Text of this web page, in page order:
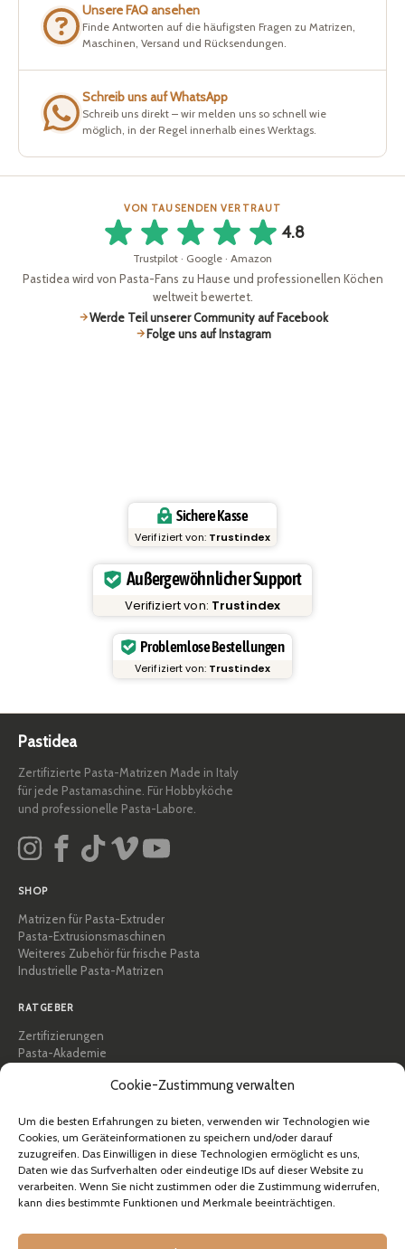
Cookie-Zustimmung verwalten
Um die besten Erfahrungen zu bieten, verwenden wir Technologien wie
Cookies, um Geräteinformationen zu speichern und/oder darauf
zuzugreifen. Das Einwilligen in diese Technologien ermöglicht es uns,
Daten wie das Surfverhalten oder eindeutige IDs auf dieser Website zu
verarbeiten. Wenn Sie nicht zustimmen oder die Zustimmung widerrufen,
kann dies bestimmte Funktionen und Merkmale beeinträchtigen.
Unsere FAQ ansehen
Finde Antworten auf die häufigsten Fragen zu Matrizen,
Maschinen, Versand und Rücksendungen.
Schreib uns auf WhatsApp
Schreib uns direkt – wir melden uns so schnell wie
möglich, in der Regel innerhalb eines Werktags.
VON TAUSENDEN VERTRAUT
4.8
Trustpilot · Google · Amazon
Pastidea wird von Pasta-Fans zu Hause und professionellen Köchen
weltweit bewertet.
Werde Teil unserer Community auf Facebook
Folge uns auf Instagram
Sichere Kasse
Verifiziert von: Trustindex
Außergewöhnlicher Support
Verifiziert von: Trustindex
Problemlose Bestellungen
Verifiziert von: Trustindex
Pastidea
Zertifizierte Pasta-Matrizen Made in Italy
für jede Pastamaschine. Für Hobbyköche
und professionelle Pasta-Labore.
SHOP
Matrizen für Pasta-Extruder
Pasta-Extrusionsmaschinen
Weiteres Zubehör für frische Pasta
Industrielle Pasta-Matrizen
RATGEBER
Zertifizierungen
Pasta-Akademie
Über Pastidea
HILFE
FAQ & Support
Kontakt
Versandinformationen